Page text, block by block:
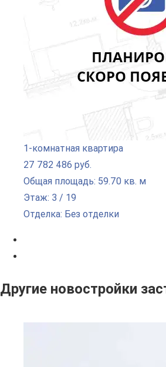
1-комнатная квартира
27 782 486 руб.
Общая площадь: 59.70 кв. м
Этаж: 3 / 19
Отделка: Без отделки
Другие новостройки